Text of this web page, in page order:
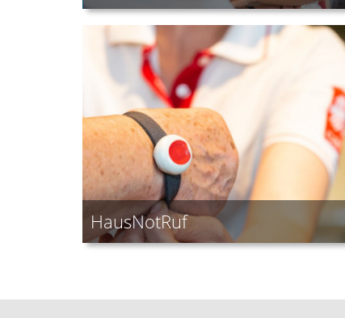
HausNotRuf